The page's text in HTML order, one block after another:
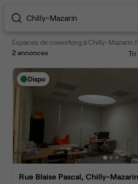
Chilly-Mazarin
Espaces de coworking à Chilly-Mazarin
2annonces Tri :
Dispo
Rue Blaise Pascal, Chilly-Mazarin